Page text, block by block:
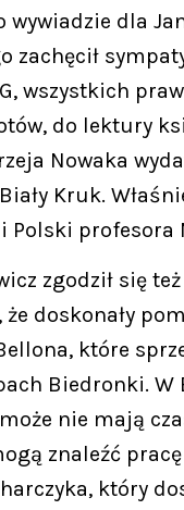
wywiadzie dla
zachęcił
wszystkich
do lektury
Nowaka
Kruk.
Polski profesora
zgodził się
doskonały
które
Biedronki. W
nie mają
znaleźć
który